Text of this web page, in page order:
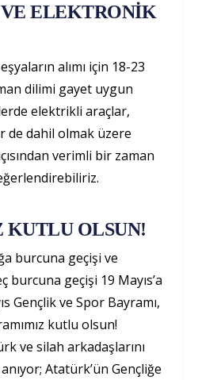
ELEKTRONİK
alımı için 18-23
dilimi gayet uygun
elektrikli araçlar,
de dahil olmak üzere
verimli bir zaman
OLSUN!
burcuna geçişi ve
burcuna geçişi 19 Mayıs’a
Gençlik ve Spor Bayramı,
kutlu olsun!
ve silah arkadaşlarını
Atatürk’ün Gençliğe